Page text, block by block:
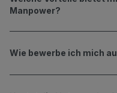
Manpower?
Wie bewerbe ich mich